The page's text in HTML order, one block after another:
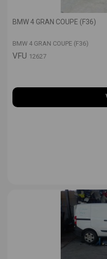
BMW 4 GRAN COUPE (F36)
BMW 4 GRAN COUPE (F36)
VFU 12627